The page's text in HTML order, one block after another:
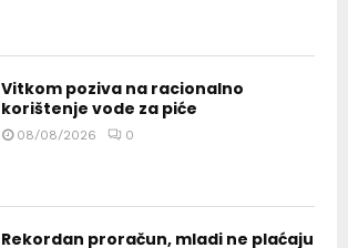
Vitkom poziva na racionalno
korištenje vode za piće
08/08/2026 0
Rekordan proračun, mladi ne plaćaju